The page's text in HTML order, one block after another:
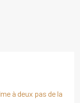
à deux pas de la